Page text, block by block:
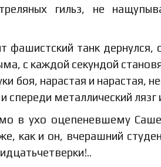
гильз, не
фашистский танк дернулся,
с каждой секундой
боя, нарастая и нарастая,
спереди металлический
в ухо оцепеневшему
как и он, вчерашний